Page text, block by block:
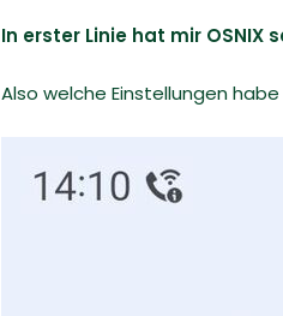
In erster Linie hat mir
Also welche Einstellungen